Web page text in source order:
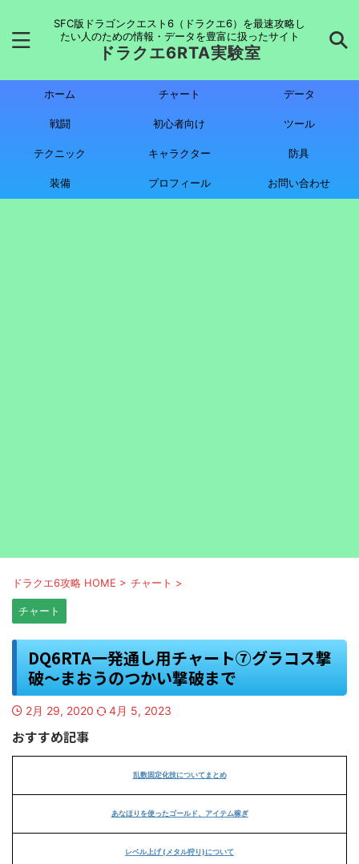
SFC版ドラゴンクエスト6（ドラクエ6）を最速攻略し
たい人のための情報・データを豊富に扱ったサイト
ドラクエ6RTA実験室
ホーム チャート データ
戦闘 初心者向け ツール
テクニック キャラクター 防具
装備 プロフィール お問い合わせ
ドラクエ6攻略 HOME > チャート >
チャート
DQ6RTA一発通し用チャート⑦グラコス撃
破～まおうのつかい撃破まで
2月 29, 2020 4月 5, 2023
おすすめ記事
乱数固定化技についてまとめ
あなほりを使ったゴールド、アイテム稼ぎ
レベル上げ (メタル狩り)について